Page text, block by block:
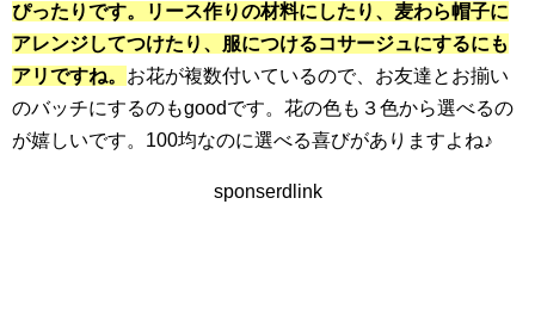
ぴったりです。リース作りの材料にしたり、麦わら帽子に
アレンジしてつけたり、服につけるコサージュにするにも
アリですね。 お花が複数付いているので、お友達とお揃い
のバッチにするのもgoodです。花の色も３色から選べるの
が嬉しいです。100均なのに選べる喜びがありますよね♪
sponserdlink